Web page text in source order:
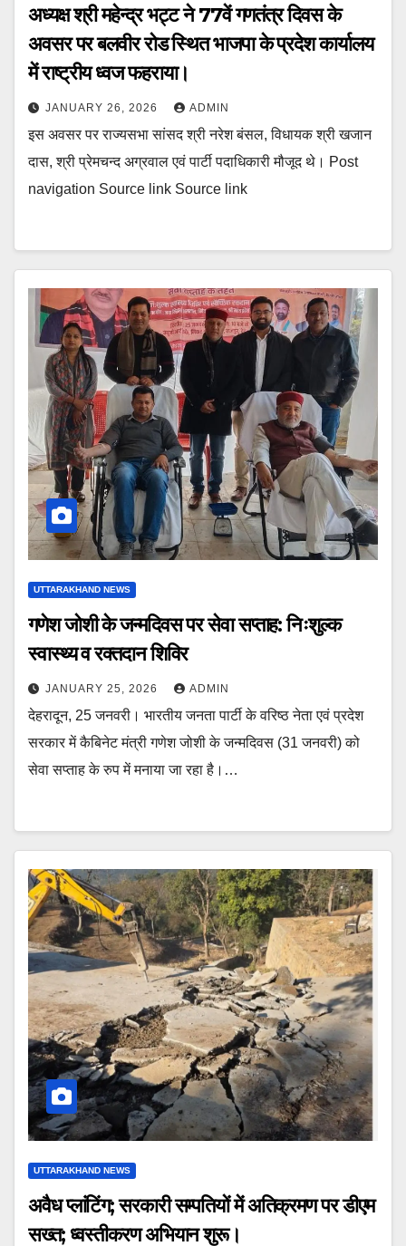
अध्यक्ष श्री महेन्द्र भट्ट ने 77वें गणतंत्र दिवस के
अवसर पर बलवीर रोड स्थित भाजपा के प्रदेश कार्यालय
में राष्ट्रीय ध्वज फहराया।
JANUARY 26, 2026 ADMIN
इस अवसर पर राज्यसभा सांसद श्री नरेश बंसल, विधायक श्री खजान
दास, श्री प्रेमचन्द अग्रवाल एवं पार्टी पदाधिकारी मौजूद थे। Post
navigation Source link Source link
UTTARAKHAND NEWS
गणेश जोशी के जन्मदिवस पर सेवा सप्ताह: निःशुल्क
स्वास्थ्य व रक्तदान शिविर
JANUARY 25, 2026 ADMIN
देहरादून, 25 जनवरी। भारतीय जनता पार्टी के वरिष्ठ नेता एवं प्रदेश
सरकार में कैबिनेट मंत्री गणेश जोशी के जन्मदिवस (31 जनवरी) को
सेवा सप्ताह के रुप में मनाया जा रहा है।…
UTTARAKHAND NEWS
अवैध प्लांटिंग; सरकारी सम्पतियों में अतिक्रमण पर डीएम
सख्त; ध्वस्तीकरण अभियान शुरू।